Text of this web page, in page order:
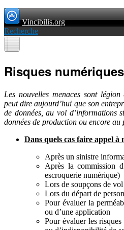
Vincibilis.org
Recherche
Risques numériques
Les nouvelles menaces sont
peut dire aujourd’hui que son
de données, au vol d’informations
données de production ou encore
Dans quels cas faire appel à
Après un sinistre
Après la commission
escroquerie numérique)
Lors de soupçons de
Lors du départ de
Pour évaluer la
ou d’une application
Pour évaluer les